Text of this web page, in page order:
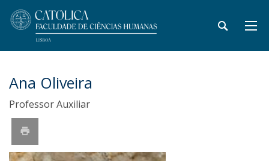
Ana Oliveira
Professor Auxiliar